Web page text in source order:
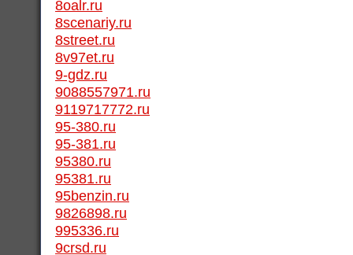
8oalr.ru
8scenariy.ru
8street.ru
8v97et.ru
9-gdz.ru
9088557971.ru
9119717772.ru
95-380.ru
95-381.ru
95380.ru
95381.ru
95benzin.ru
9826898.ru
995336.ru
9crsd.ru